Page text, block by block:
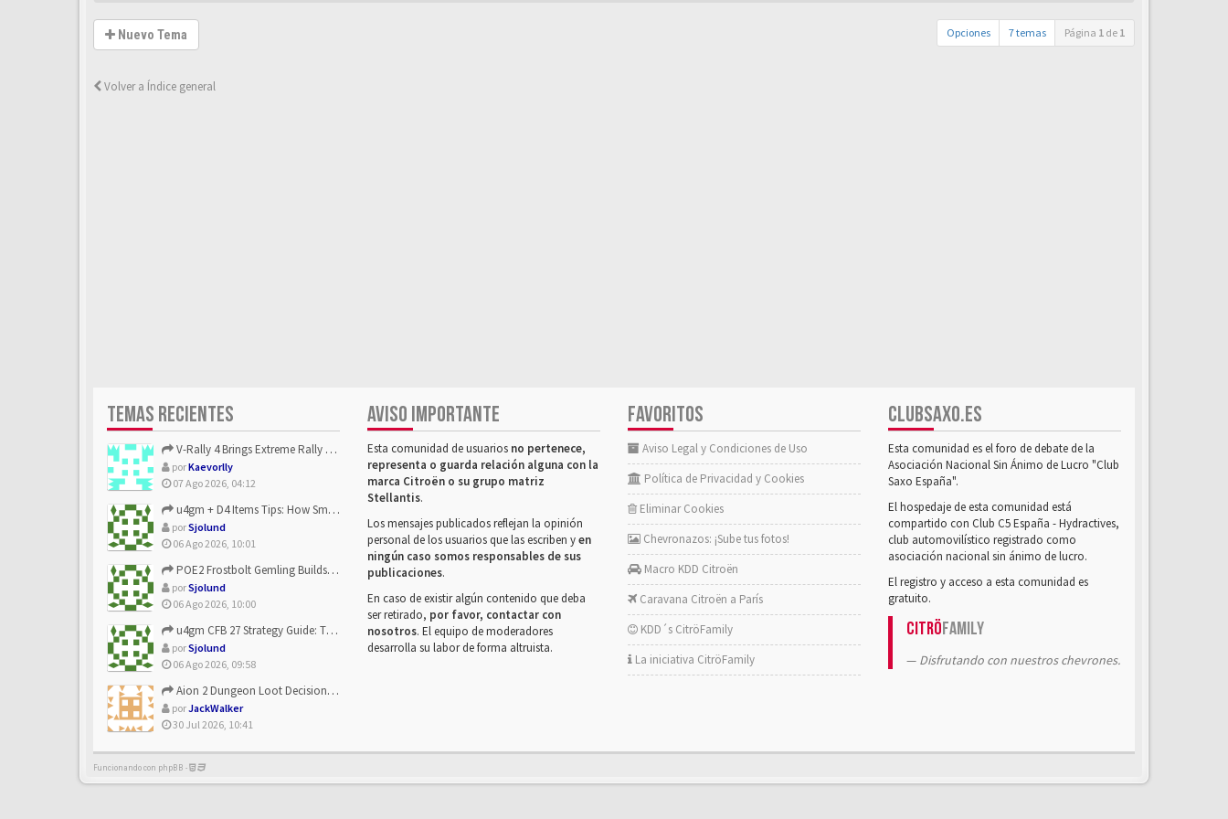
Nuevo Tema Opciones 7 temas Página 1 de 1
Volver a Índice general
TEMAS RECIENTES
V-Rally 4 Brings Extreme Rally Racing With Challenging Track...
porKaevorlly
07 Ago 2026, 04:12
u4gm + D4 Items Tips: How Smart Players Optimize Gear, Build...
porSjolund
06 Ago 2026, 10:01
POE2 Frostbolt Gemling Builds Get Stronger With u4gm’s Ice C...
porSjolund
06 Ago 2026, 10:00
u4gm CFB 27 Strategy Guide: The Toxic Offensive Scheme Your ...
porSjolund
06 Ago 2026, 09:58
Aion 2 Dungeon Loot Decisions: Smarter Runs With U4N
porJackWalker
30 Jul 2026, 10:41
AVISO IMPORTANTE
Esta comunidad de usuarios no pertenece,
representa o guarda relación alguna con la
marca Citroën o su grupo matriz
Stellantis.
Los mensajes publicados reflejan la opinión
personal de los usuarios que las escriben yen
ningún caso somos responsables de sus
publicaciones.
En caso de existir algún contenido que deba
ser retirado, por favor, contactar con
nosotros. El equipo de moderadores
desarrolla su labor de forma altruista.
FAVORITOS
Aviso Legal y Condiciones de Uso
Política de Privacidad y Cookies
Eliminar Cookies
Chevronazos: ¡Sube tus fotos!
Macro KDD Citroën
Caravana Citroën a París
KDD´s CitröFamily
La iniciativa CitröFamily
CLUBSAXO.ES
Esta comunidad es el foro de debate de la
Asociación Nacional Sin Ánimo de Lucro "Club
Saxo España".
El hospedaje de esta comunidad está
compartido con Club C5 España - Hydractives,
club automovilístico registrado como
asociación nacional sin ánimo de lucro.
El registro y acceso a esta comunidad es
gratuito.
CitröFamily
Disfrutando con nuestros chevrones.
Funcionando con phpBB -